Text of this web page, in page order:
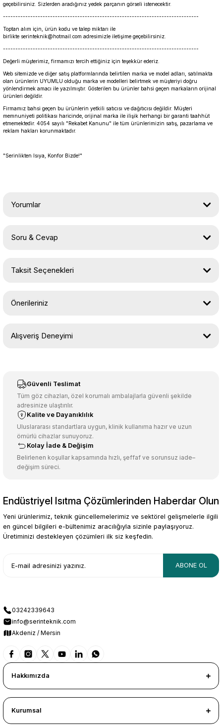
geçebilirsiniz. Sizlerden aradığınız yedek parçanın görseli istenecektir.
-------------------------------------------------------------------------------
Toptan alım için, ürün kodu ve talep miktarı ile
birlikte serinteknik@hotmail.com adresimizle iletişime geçebilirsiniz.
-------------------------------------------------------------------------------
Değerli müşterimiz, firmamızı tercih ettiğiniz için teşekkür ederiz.
Web sitemizde ve diğer satış platformlarında belirtilen marka ve model adları, satılmakta
olan ürünlerin UYUMLU olduğu marka ve modelleri belirtmek ve müşteriyi doğru
yönlendirmek amacı ile yazılmıştır. Gösterilen bu ürünler bahsi geçen markaların orijinal
ürünleri değildir.
Firmamız bahsi geçen bu ürünlerin yetkili satıcısı ve dağıtıcısı değildir. Müşteri
memnuniyeti politikası haricinde, orijinal marka ile ilişik herhangi bir garanti taahhüt
etmemektedir. 4054 sayılı "Rekabet Kanunu" ile tüm ürünlerimizin satış, pazarlama ve
reklam hakları korunmaktadır.
"Serinlikten Isıya, Konfor Bizde!"
Yorumlar
Soru & Cevap
Taksit Seçenekleri
Önerileriniz
konularda yetersiz gördüğünüz noktaları öneri formunu kullanarak
Ürün resmi kalitesiz, bozuk veya görüntülenemiyor.
Ürün açıklamasında eksik bilgiler bulunuyor.
Ürün bilgilerinde hatalar bulunuyor.
Ürün fiyatı diğer sitelerden daha pahalı.
Bu ürüne benzer farklı alternatifler olmalı.
Gönder
Alışveriş Deneyimi
Güvenli Teslimat
Tüm göz cihazları, özel korumalı ambalajlarla güvenli şekilde
adresinize ulaştırılır.
Kalite ve Dayanıklılık
Uluslararası standartlara uygun, klinik kullanıma hazır ve uzun
ömürlü cihazlar sunuyoruz.
Kolay İade & Değişim
Belirlenen koşullar kapsamında hızlı, şeffaf ve sorunsuz iade–
değişim süreci.
Endüstriyel Isıtma Çözümlerinden Haberdar Olun
Yeni ürünlerimiz, teknik güncellemelerimiz ve sektörel gelişmelerle ilgili
en güncel bilgileri e-bültenimiz aracılığıyla sizinle paylaşıyoruz.
Üretiminizi destekleyen çözümleri ilk siz keşfedin.
ABONE OL
03242339643
info@serinteknik.com
Akdeniz / Mersin
Hakkımızda
Kurumsal